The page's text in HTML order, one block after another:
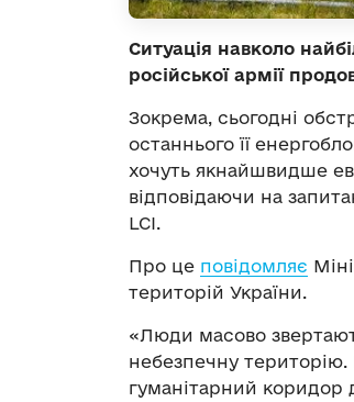
Ситуація навколо
російської армії
Зокрема, сьогодні
останнього її
хочуть якнайшвидше
відповідаючи на
LCI.
Про це повідомляє
територій України.
«Люди масово
небезпечну
гуманітарний коридор